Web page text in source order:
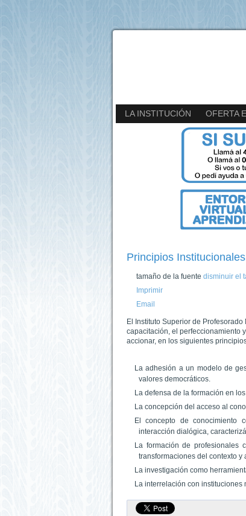
LA INSTITUCIÓN OFERTA
Principios Institucionales
tamaño de la fuente disminuir el
Imprimir
Email
El Instituto Superior de
capacitación, el perfeccionamiento
accionar, en los siguientes
La adhesión a un modelo de
valores democráticos.
La defensa de la formación en
La concepción del acceso al
El concepto de conocimiento
interacción dialógica,
La formación de profesionales
transformaciones del contexto
La investigación como
La interrelación con